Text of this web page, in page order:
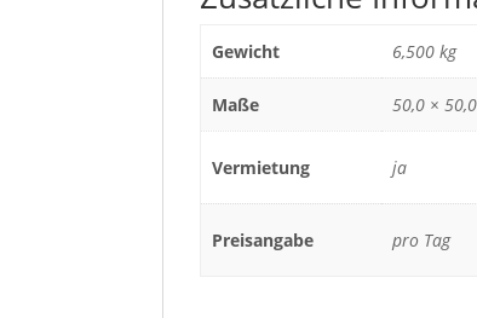
Gewicht 6,500 kg
Maße 50,0 ×
Vermietung ja
Preisangabe pro Tag